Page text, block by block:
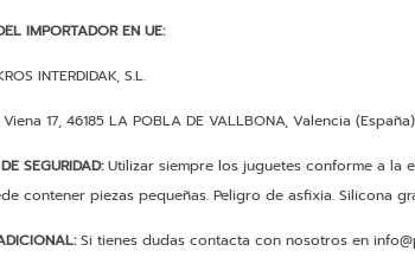
IMPORTADOR EN UE:
INTERDIDAK, S.L.
17, 46185 LA POBLA DE VALLBONA, Valencia
SEGURIDAD:Utilizar siempre los juguetes conforme a la
contener piezas pequeñas. Peligro de asfixia. Silicona
Si tienes dudas contacta con nosotros en